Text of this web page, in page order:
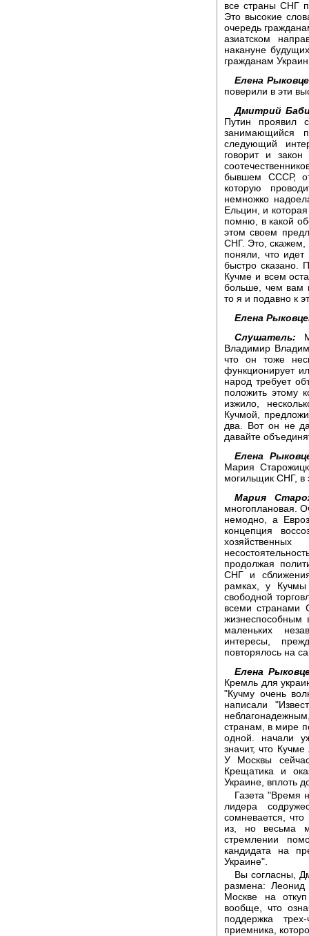
все страны СНГ
Это высокие
очередь
азиатском
накануне
гражданам
Елена
поверили в эти
Дмитрий
Путин проявил
занимающийся
следующий
говорит и
бывшем СССР,
которую
немножко
Ельцин, и
помню, в какой
этом своем
СНГ. Это, скажем,
поняли, что
быстро сказано.
Кучме и всем
больше, чем вам
то я и подавно к
Елена
Слушатель:
Владимир
что он тоже
функционирует
народ требует
положить этому
изжило,
Кучмой,
два. Вот он не
давайте
Елена
Мария
могильщик СНГ, в
Мария
многоплановая.
немодно, а
концепция
продолжая
СНГ и
рамках, у Кучмы
свободной
всеми странами
жизнеспособным
маленьких
интересы,
повторялось на
Елена
Кремль для
"Кучму очень
написали
странам, в мире
одной. начали
значит, что
У Москвы
Крещатика и
Украине, вплоть
Газета "Время
лидера
сомневается,
из, но весьма
стремлении
кандидата на
Украине".
Вы согласны,
размена:
Москве на
вообще, что
поддержка
приемника,